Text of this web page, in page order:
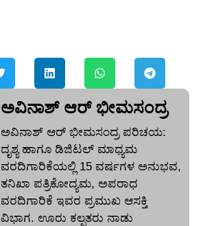
ಅವಿನಾಶ್‌ ಆರ್‌ ಭೀಮಸಂದ್ರ
ಅವಿನಾಶ್‌ ಆರ್‌ ಭೀಮಸಂದ್ರ ಪರಿಚಯ:
ದೃಶ್ಯ ಹಾಗೂ ಡಿಜಿಟಲ್ ಮಾಧ್ಯಮ
ವರದಿಗಾರಿಕೆಯಲ್ಲಿ 15 ವರ್ಷಗಳ ಅನುಭವ,
ತನಿಖಾ ಪತ್ರಿಕೋದ್ಯಮ, ಅಪರಾಧ
ವರದಿಗಾರಿಕೆ ಇವರ ಪ್ರಮುಖ ಆಸಕ್ತಿ
ವಿಭಾಗ. ಊರು ಕಲ್ಪತರು ನಾಡು